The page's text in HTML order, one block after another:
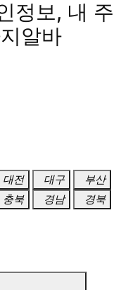
정보, 내 주
알바
대전 대구
부산
충북 경남
경북